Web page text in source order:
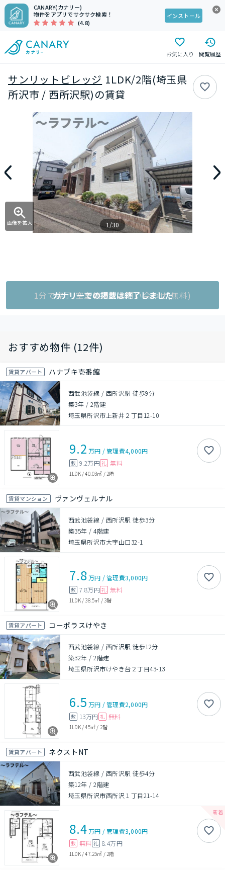
CANARY(カナリー)
物件をアプリでサクサク検索！
(4.8)
インストール
お気に入り 閲覧履歴
サンリットビレッジ 1LDK/2階(埼玉県
所沢市 / 西所沢駅)の賃貸
画像を拡大 1/30
1分で完了!空室状況をお問い合わせ(無料)
カナリーでの掲載は終了しました
おすすめ物件 (12件)
賃貸アパート ハナブキ壱番館
西武池袋線 / 西所沢駅 徒歩9分
築3年 / 2階建
埼玉県所沢市上新井２丁目12-10
9.2 万円 /管理費4,000円
敷 9.2万円 礼 無料
1LDK/40.03㎡ / 2階
賃貸マンション ヴァンヴェルナル
西武池袋線 / 西所沢駅 徒歩3分
築35年 /4階建
埼玉県所沢市大字山口32-1
7.8万円 /管理費3,000円
敷 7.8万円 礼 無料
1LDK/38.5㎡ /3階
賃貸アパート コーポラスけやき
西武池袋線 / 西所沢駅 徒歩12分
築32年 /2階建
埼玉県所沢市けやき台２丁目43-13
6.5 万円 /管理費2,000円
敷 13万円 礼 無料
1LDK/45㎡ / 2階
賃貸アパート ネクストNT
西武池袋線 / 西所沢駅 徒歩4分
築12年 /2階建
埼玉県所沢市西所沢１丁目21-14
8.4万円 /管理費3,000円
敷 無料 礼 8.4万円
1LDK/47.25㎡ / 2階